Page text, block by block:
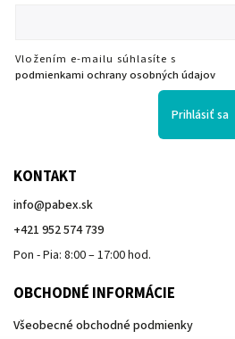
Vložením e-mailu súhlasíte s
podmienkami ochrany osobných údajov
Prihlásiť sa
KONTAKT
info@pabex.sk
+421 952 574 739
Pon - Pia: 8:00 – 17:00 hod.
OBCHODNÉ INFORMÁCIE
Všeobecné obchodné podmienky